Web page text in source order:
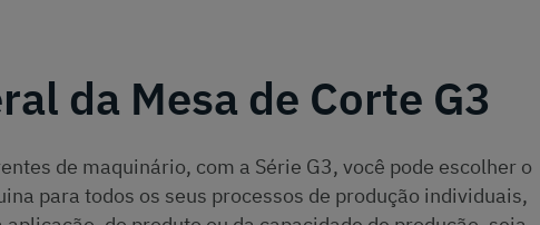
da Mesa de Corte G3
de maquinário, com a Série G3, você pode escolher o
para todos os seus processos de produção individuais,